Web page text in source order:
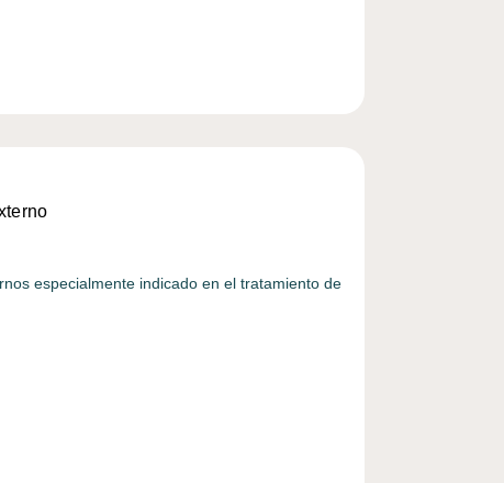
especialmente indicado en el tratamiento de